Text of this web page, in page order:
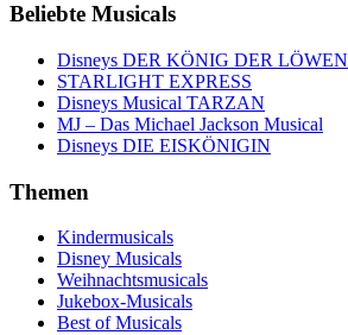
Beliebte Musicals
Disneys DER KÖNIG DER LÖWEN
STARLIGHT EXPRESS
Disneys Musical TARZAN
MJ – Das Michael Jackson Musical
Disneys DIE EISKÖNIGIN
Themen
Kindermusicals
Disney Musicals
Weihnachtsmusicals
Jukebox-Musicals
Best of Musicals